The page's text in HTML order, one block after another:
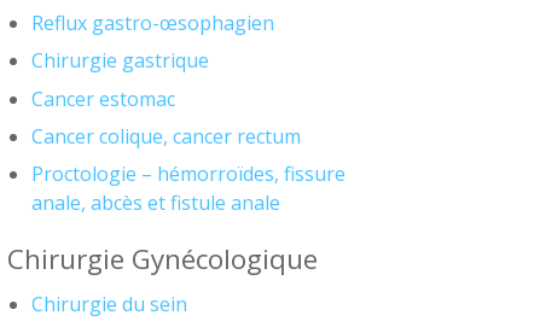
Reflux gastro-œsophagien
Chirurgie gastrique
Cancer estomac
Cancer colique, cancer rectum
Proctologie – hémorroïdes, fissure
anale, abcès et fistule anale
Chirurgie Gynécologique
Chirurgie du sein